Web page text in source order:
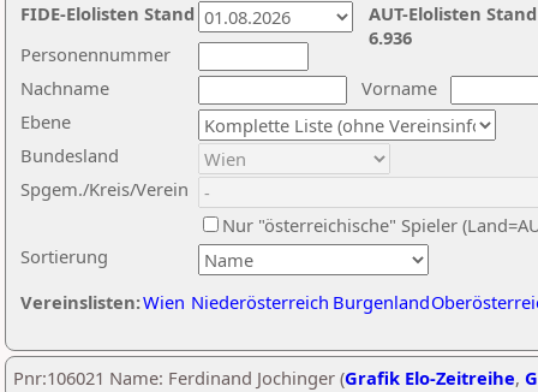
Nachname
Vorname
Ebene
Sortierung
Personennummer
Bundesland
Spgem./Kreis/Verein
Nur "österreichische" Spieler
Vereinslisten:Wien Niederösterreich Burgenland
AUT-Elolisten
6.936
FIDE-Elolisten Stand
Pnr:106021 Name: Ferdinand Jochinger (Grafik Elo-Zeitreihe,